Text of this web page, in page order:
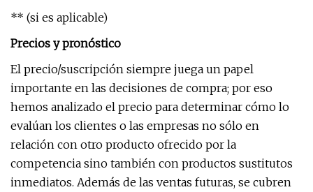
** (si es aplicable)
Precios y pronóstico
El precio/suscripción siempre juega un papel
importante en las decisiones de compra; por eso
hemos analizado el precio para determinar cómo lo
evalúan los clientes o las empresas no sólo en
relación con otro producto ofrecido por la
competencia sino también con productos sustitutos
inmediatos. Además de las ventas futuras, se cubren